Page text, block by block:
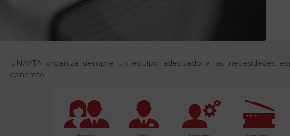
UNAYTA organiza siempre un equipo adecuado a las necesidades
concreto.